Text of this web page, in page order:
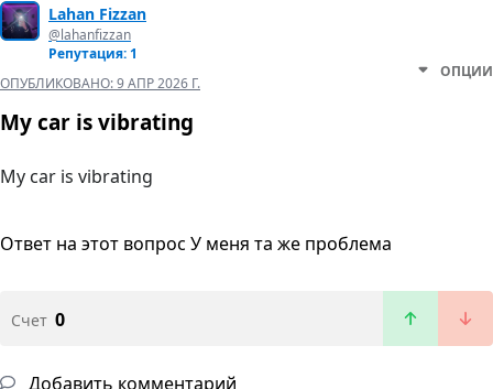
Lahan Fizzan
@lahanfizzan
Репутация: 1
ОПУБЛИКОВАНО:9 АПР 2026 Г.
ОПЦИИ
My car is vibrating
My car is vibrating
Ответ на этот вопрос У меня та же проблема
Счет 0
Добавить комментарий